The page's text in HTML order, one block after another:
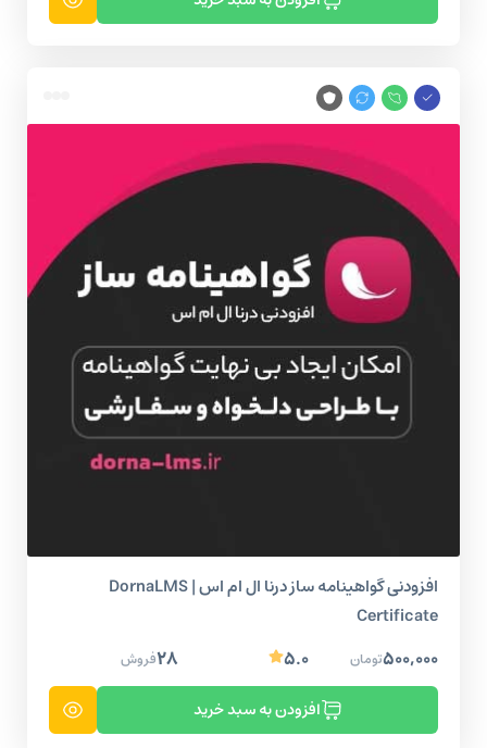
افزودنی گواهینامه ساز درنا ال ام اس | DornaLMS
Certificate
۵۰۰,۰۰۰تومان ۵.۰ ۲۸فروش
افزودن به سبد خرید